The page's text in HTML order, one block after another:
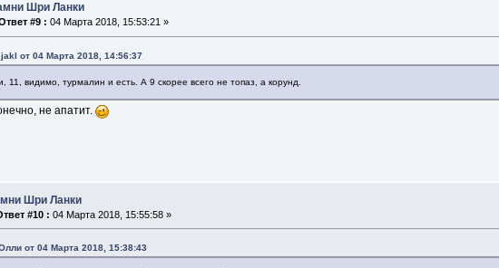
Шри Ланки
#9 : 04 Марта 2018, 15:53:21 »
от 04 Марта 2018, 14:56:37
11, видимо, турмалин и есть. А 9 скорее всего не топаз, а корунд.
не апатит.
Шри Ланки
#10 : 04 Марта 2018, 15:55:58 »
от 04 Марта 2018, 15:38:43